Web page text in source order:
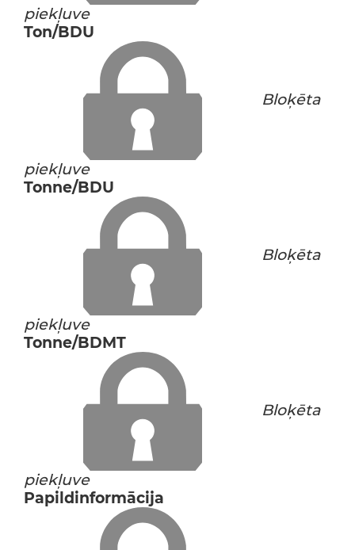
piekļuve
Ton/BDU
Bloķēta
piekļuve
Tonne/BDU
Bloķēta
piekļuve
Tonne/BDMT
Bloķēta
piekļuve
Papildinformācija